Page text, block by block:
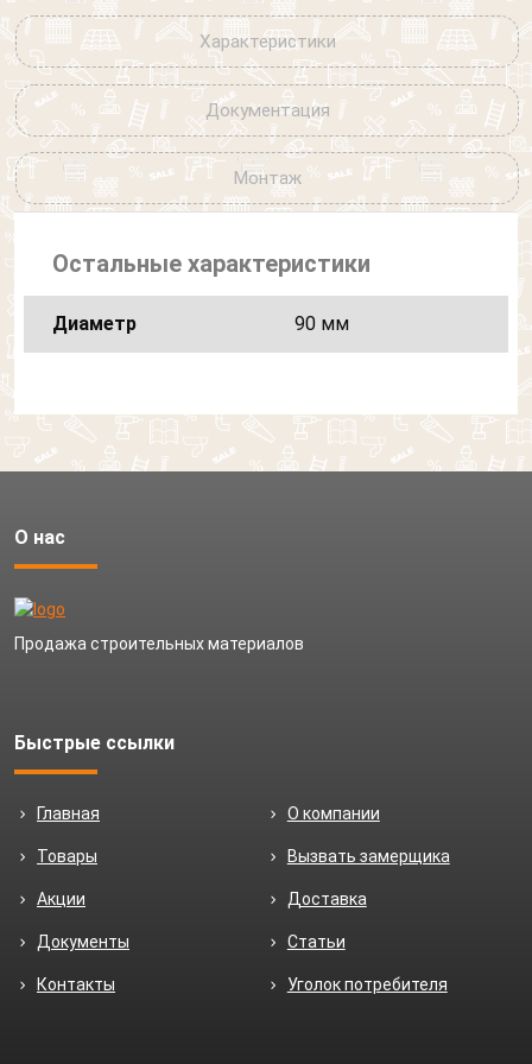
Характеристики
Документация
Монтаж
Остальные характеристики
Диаметр 90 мм
О нас
Продажа строительных материалов
Быстрые ссылки
Главная О компании
Товары Вызвать замерщика
Акции Доставка
Документы Статьи
Контакты Уголок потребителя